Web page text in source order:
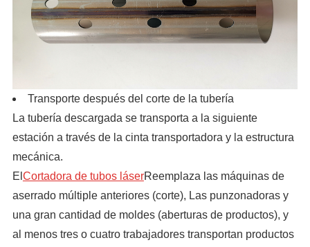
Transporte después del corte de la tubería
La tubería descargada se transporta a la siguiente
estación a través de la cinta transportadora y la estructura
mecánica.
El Cortadora de tubos láserReemplaza las máquinas de
aserrado múltiple anteriores (corte), Las punzonadoras y
una gran cantidad de moldes (aberturas de productos), y
al menos tres o cuatro trabajadores transportan productos